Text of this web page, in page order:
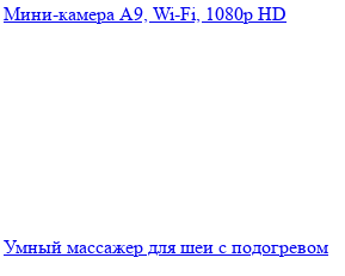
Мини-камера A9, Wi-Fi, 1080p HD
Умный массажер для шеи с подогревом